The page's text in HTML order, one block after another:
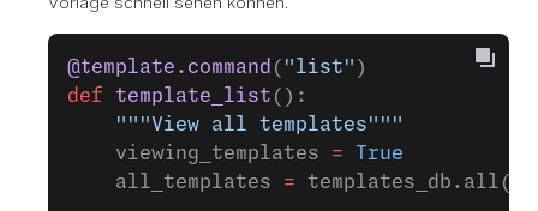
@template.command ( "list" )
def template_list ():
    """View all templates"""
    viewing_templates
= True
    all_templates
= templates_db.all()